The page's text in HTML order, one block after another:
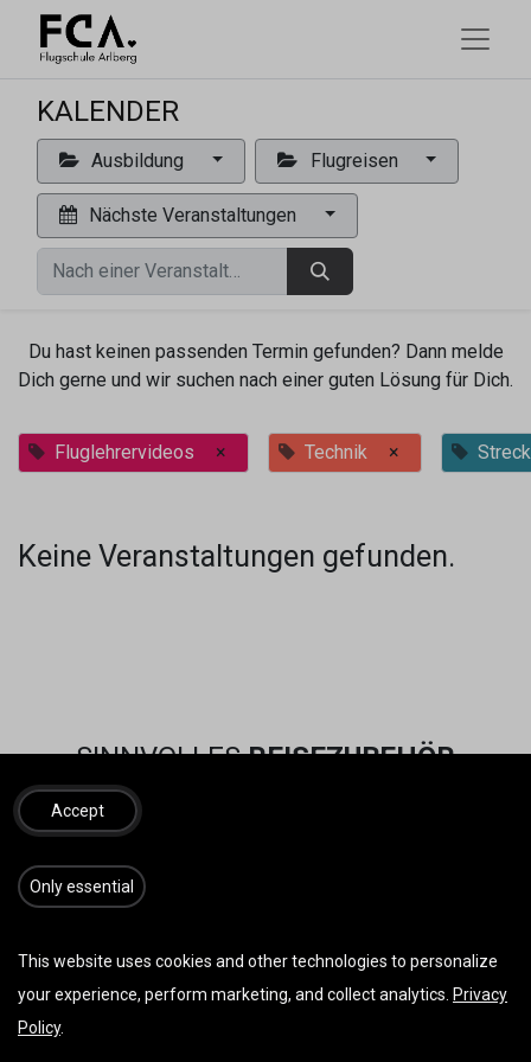
KALENDER
Ausbildung Flugreisen
Nächste Veranstaltungen
Du hast keinen passenden Termin gefunden? Dann melde
Dich gerne und wir suchen nach einer guten Lösung für Dich.
Fluglehrervideos × Technik ×
Keine Veranstaltungen gefunden.
SINNVOLLESREISEZUBEHÖR
Accept
​​​Only essential
This website uses cookies and other technologies to personalize
your experience, perform marketing, and collect analytics. Privacy
Policy.